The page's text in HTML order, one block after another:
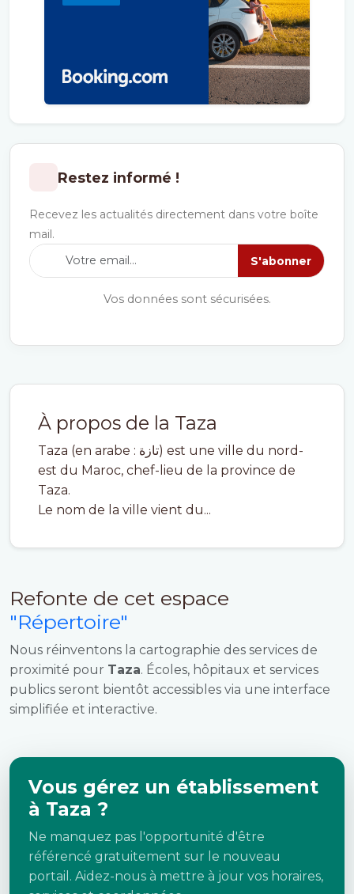
À propos de la Taza
Taza (en arabe : تازة) est une ville du nord-
est du Maroc, chef-lieu de la province de
Taza.
Le nom de la ville vient du...
Refonte de cet espace
"Répertoire"
Nous réinventons la cartographie des services de
proximité pour Taza. Écoles, hôpitaux et services
publics seront bientôt accessibles via une interface
simplifiée et interactive.
Vous gérez un établissement
à Taza ?
Ne manquez pas l'opportunité d'être
référencé gratuitement sur le nouveau
portail. Aidez-nous à mettre à jour vos horaires,
Restez informé !
Recevez les actualités directement dans votre boîte
mail.
S'abonner
Vos données sont sécurisées.